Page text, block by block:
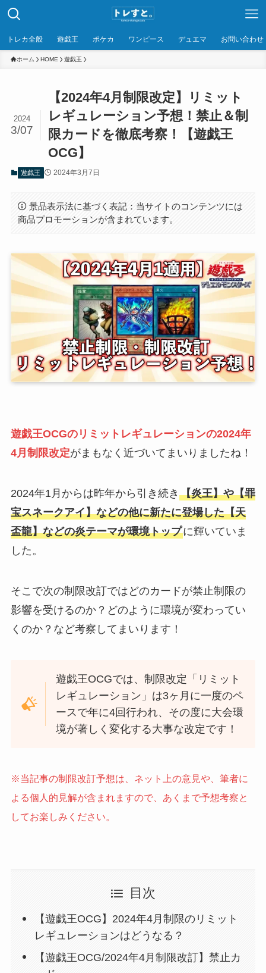
トレカ全般 遊戯王 ポケカ ワンピース デュエマ お問い合わせ
ホーム HOME 遊戯王
【2024年4月制限改定】リミット
レギュレーション予想！禁止＆制
限カードを徹底考察！【遊戯王
OCG】
2024
3/07
遊戯王 2024年3月7日
景品表示法に基づく表記：当サイトのコンテンツには
商品プロモーションが含まれています。
遊戯王OCGのリミットレギュレーションの2024年
4月制限改定がまもなく近づいてまいりましたね！
2024年1月からは昨年から引き続き 【炎王】や【罪
宝スネークアイ】などの他に新たに登場した【天
盃龍】などの炎テーマが環境トップに輝いていま
した。
そこで次の制限改訂ではどのカードが禁止制限の
影響を受けるのか？どのように環境が変わってい
くのか？など考察してまいります！
遊戯王OCGでは、制限改定「リミット
レギュレーション」は3ヶ月に一度のペ
ースで年に4回行われ、その度に大会環
境が著しく変化する大事な改定です！
※当記事の制限改訂予想は、ネット上の意見や、筆者に
よる個人的見解が含まれますので、あくまで予想考察と
してお楽しみください。
目次
【遊戯王OCG】2024年4月制限のリミット
レギュレーションはどうなる？
【遊戯王OCG/2024年4月制限改訂】禁止カ